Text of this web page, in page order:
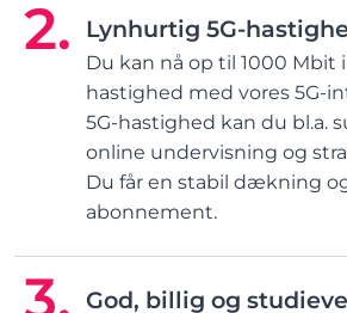
Lynhurtig 5G-
Du kan nå op til 1000 Mbit
hastighed med vores 5G-
5G-hastighed kan du bl.a.
online undervisning og
Du får en stabil dækning
abonnement.
God, billig og